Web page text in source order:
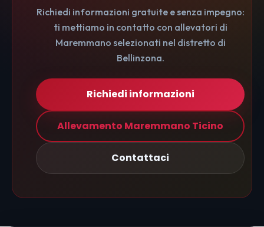
Richiedi informazioni gratuite e senza impegno:
ti mettiamo in contatto con allevatori di
Maremmano selezionati nel distretto di
Bellinzona.
Richiedi informazioni
Allevamento Maremmano Ticino
Contattaci